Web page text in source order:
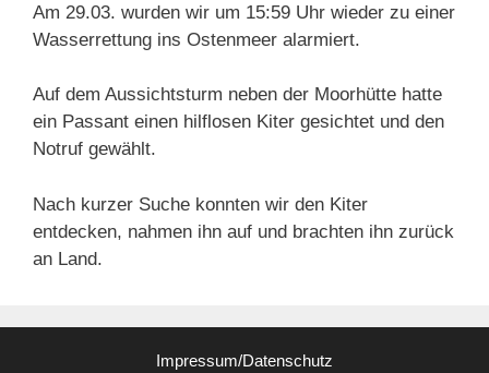
Am 29.03. wurden wir um 15:59 Uhr wieder zu einer
Wasserrettung ins Ostenmeer alarmiert.
Auf dem Aussichtsturm neben der Moorhütte hatte
ein Passant einen hilflosen Kiter gesichtet und den
Notruf gewählt.
Nach kurzer Suche konnten wir den Kiter
entdecken, nahmen ihn auf und brachten ihn zurück
an Land.
Impressum/Datenschutz